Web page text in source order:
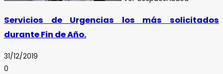
Servicios de Urgencias los más solicitados
durante Fin de Año.
31/12/2019
0